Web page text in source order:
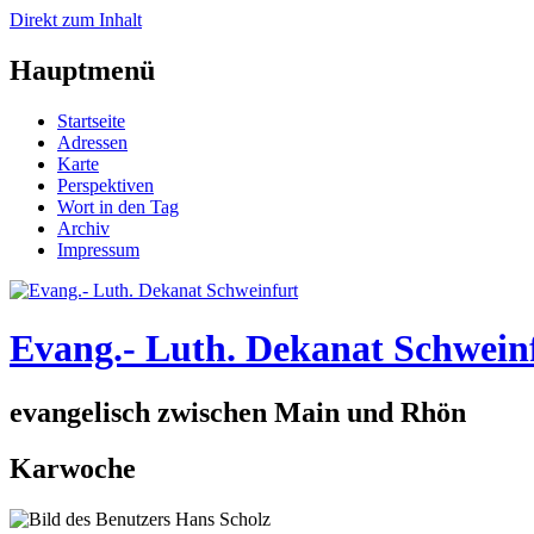
Direkt zum Inhalt
Hauptmenü
Startseite
Adressen
Karte
Perspektiven
Wort in den Tag
Archiv
Impressum
Evang.- Luth. Dekanat
evangelisch zwischen Main und Rhön
Karwoche